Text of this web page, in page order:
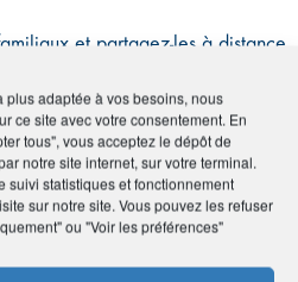
adaptée à vos besoins, nous
ce site avec votre consentement. En
tous", vous acceptez le dépôt de
notre site internet, sur votre terminal.
suivi statistiques et fonctionnement
sur notre site. Vous pouvez les refuser
ou "Voir les préférences"
et partagez-les à distance
prévention santé